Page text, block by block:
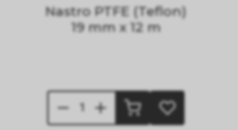
Nastro PTFE (Teflon)
19 mm x 12 m